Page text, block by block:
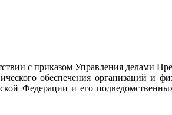
с приказом Управления делами
обеспечения организаций и
Федерации и его